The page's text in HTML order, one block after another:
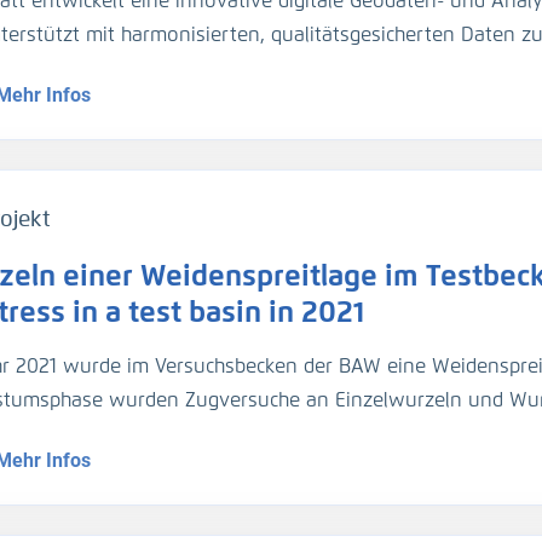
Für die Umrechnung der Trübungswerte in
kalibriert worden. Im März 2024 hat die BAW
Sperrwerks genommen für die Kalibrierung der dortigen
2 Halbtiden).
mit harmonisierten, qualitätsgesicherten Daten
werden über Webportale und -
Infos
einer Weidenspreitlage im
in a test basin in 2021
2021 wurde im Versuchsbecken der BAW eine
wurden Zugversuche an Einzelwurzeln und
a willow bush mattress was installed in a test basin.
out on individual roots and root bundles, and roots were
Infos